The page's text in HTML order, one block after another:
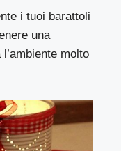
i tuoi barattoli
una
molto